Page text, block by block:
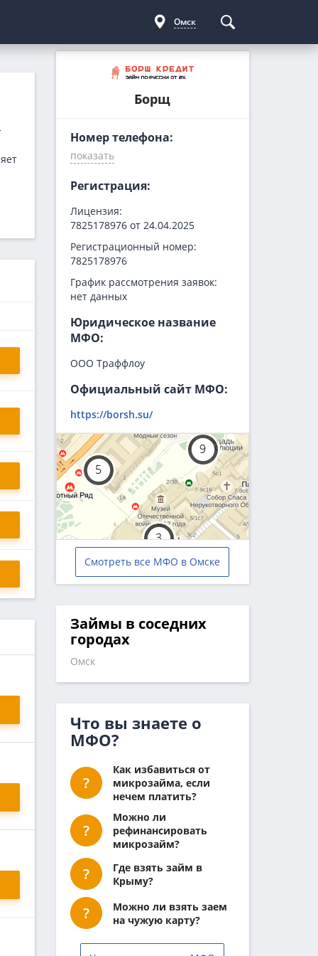
Курсы криптовалют
Курс биткоина
Кредиты для бизнеса
Погашение займов
Webbankir
Омск
Борщ
Номер телефона:
Регистрация:
Лицензия:
7825178976 от 24.04.2025
Регистрационный номер:
7825178976
График рассмотрения заявок:
нет данных
Юридическое название
МФО:
ООО Траффлоу
Официальный сайт МФО:
https://borsh.su/
Смотреть все МФО в Омске
Займы в соседних
городах
Омск
Что вы знаете о
МФО?
Как избавиться от
микрозайма, если
нечем платить?
Можно ли
рефинансировать
микрозайм?
Где взять займ в
Крыму?
Можно ли взять заем
на чужую карту?